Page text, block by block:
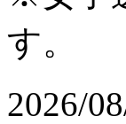
す。
2026/